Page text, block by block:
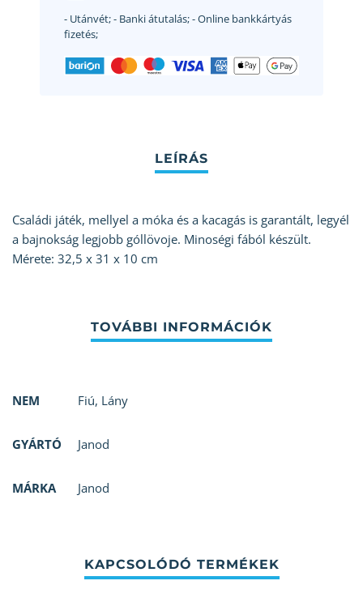
- Utánvét;- Banki átutalás;- Online bankkártyás
fizetés;
Családi játék, mellyel a móka és a kacagás is garantált, legyél
a bajnokság legjobb góllövoje. Minoségi fából készült.
Mérete: 32,5 x 31 x 10 cm
NEM Fiú, Lány
GYÁRTÓ Janod
MÁRKA Janod
KAPCSOLÓDÓ TERMÉKEK